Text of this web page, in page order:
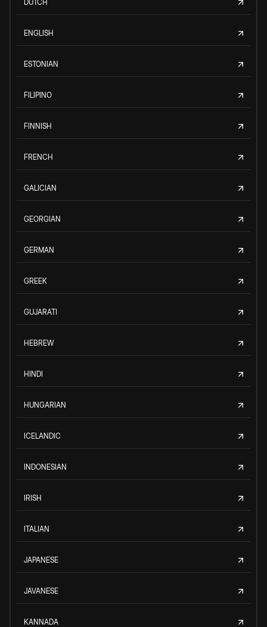
DUTCH
ENGLISH
ESTONIAN
FILIPINO
FINNISH
FRENCH
GALICIAN
GEORGIAN
GERMAN
GREEK
GUJARATI
HEBREW
HINDI
HUNGARIAN
ICELANDIC
INDONESIAN
IRISH
ITALIAN
JAPANESE
JAVANESE
KANNADA